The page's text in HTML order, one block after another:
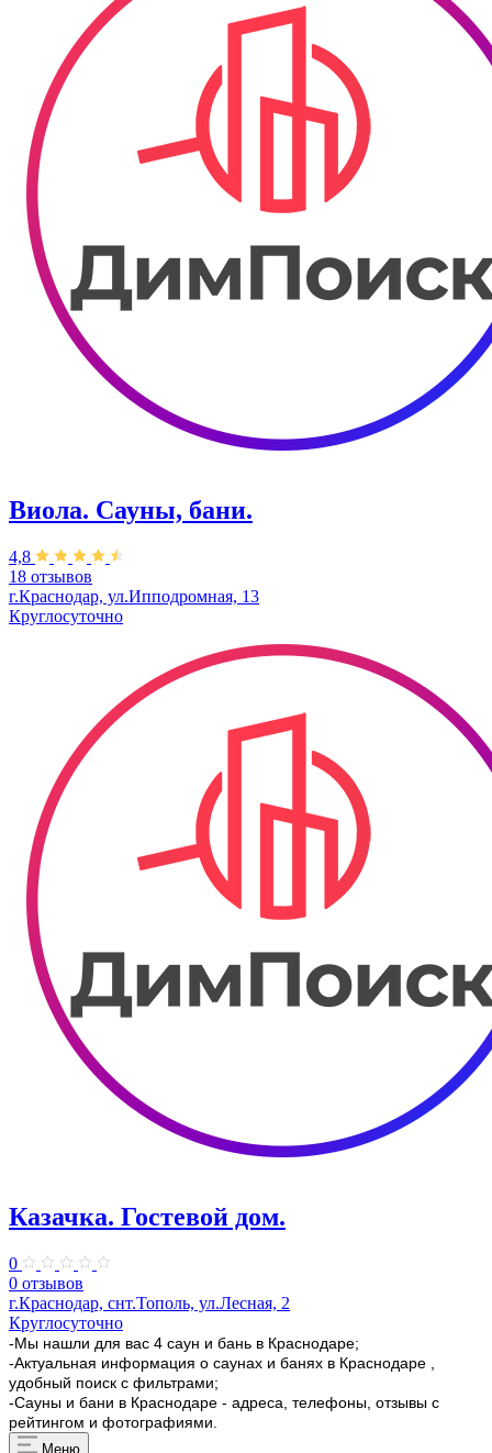
Виола. Сауны, бани.
4,8
18 отзывов
г.Краснодар, ул.Ипподромная, 13
Круглосуточно
Казачка. Гостевой дом.
0
0 отзывов
г.Краснодар, снт.Тополь, ул.Лесная, 2
Круглосуточно
-Мы нашли для вас 4 саун и бань в Краснодаре;
-Актуальная информация о саунах и банях в Краснодаре ,
удобный поиск с фильтрами;
-Сауны и бани в Краснодаре - адреса, телефоны, отзывы с
рейтингом и фотографиями.
Меню